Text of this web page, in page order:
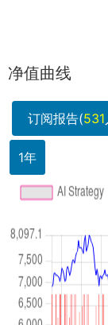
净值曲线
订阅报告(531
1年